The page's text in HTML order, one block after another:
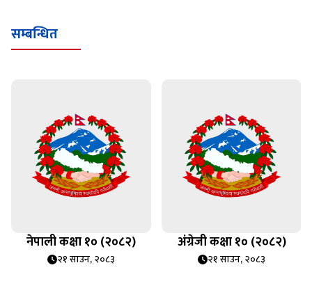
सम्बन्धित
नेपाली कक्षा १० (२०८२)
२१ साउन, २०८३
अंग्रेजी कक्षा १० (२०८२)
२१ साउन, २०८३